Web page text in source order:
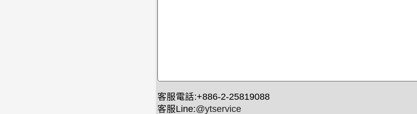
客服電話:+886-2-25819088
客服Line:@ytservice